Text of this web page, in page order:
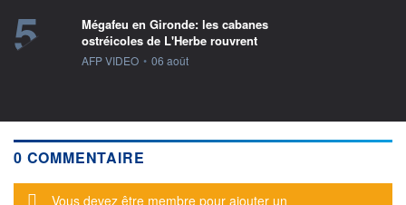
5
Mégafeu en Gironde: les cabanes
ostréicoles de L'Herbe rouvrent
information fournie par
AFP VIDEO • 06 août
0 COMMENTAIRE
Message d'alerte
Vous devez être membre pour ajouter un